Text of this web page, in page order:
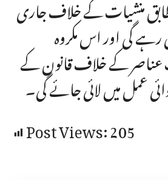
منشیات کے خلاف جاری
گی اور اس مکروہ
کے خلاف قانون کے
عمل میں لائی جائے گی۔
Post Views:205